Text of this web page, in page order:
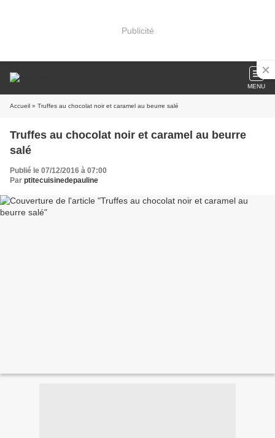
Publicité
MENU
Accueil » Truffes au chocolat noir et caramel au beurre salé
Truffes au chocolat noir et caramel au beurre
salé
Publié le 07/12/2016 à 07:00
Par ptitecuisinedepauline